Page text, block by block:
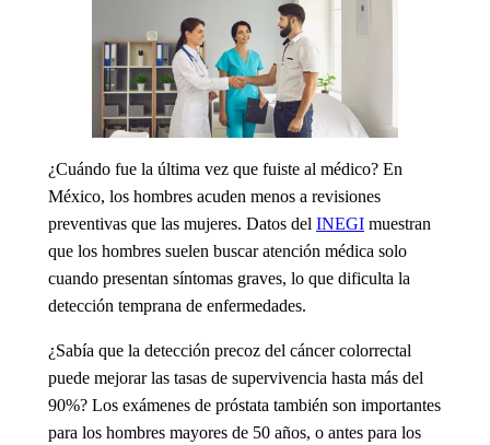
¿Cuándo fue la última vez que fuiste al médico? En
México, los hombres acuden menos a revisiones
preventivas que las mujeres. Datos del INEGI muestran
que los hombres suelen buscar atención médica solo
cuando presentan síntomas graves, lo que dificulta la
detección temprana de enfermedades.
¿Sabía que la detección precoz del cáncer colorrectal
puede mejorar las tasas de supervivencia hasta más del
90%? Los exámenes de próstata también son importantes
para los hombres mayores de 50 años, o antes para los